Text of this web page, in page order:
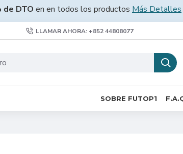
de DTO en en todos los productos Más Detalles
LLAMAR AHORA: +852 44808077
SOBRE FUTOP1